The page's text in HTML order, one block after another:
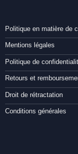
Politique en matière de
Mentions légales
Politique de
Retours et
Droit de rétractation
Conditions générales